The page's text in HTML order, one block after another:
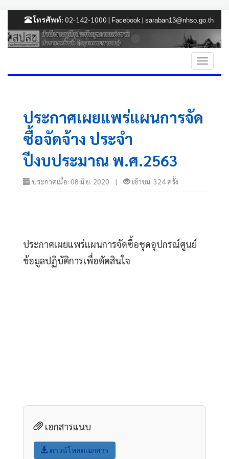
โทรศัพท์: 02-142-1000 | Facebook | saraban13@nhso.go.th
ประกาศเผยแพร่แผนการจัด
ซื้อจัดจ้าง ประจำ
ปีงบประมาณ พ.ศ.2563
ประกาศเมื่อ: 08 มิ.ย. 2020 | เข้าชม: 324 ครั้ง
ประกาศเผยแพร่แผนการจัดซื้อชุดอุปกรณ์ศูนย์
ข้อมูลปฏิบัติการเพื่อตัดสินใจ
เอกสารแนบ
ดาวน์โหลดเอกสาร